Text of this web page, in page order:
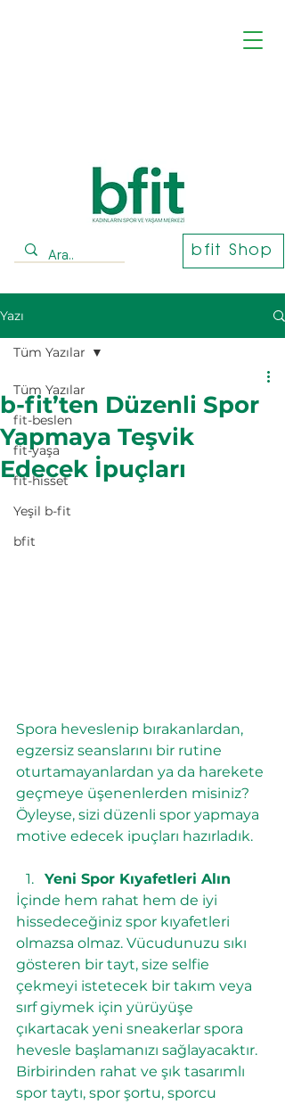
bfit Shop
Yazı
Tüm Yazılar
fit-beslen
fit-yaşa
fit-hisset
Yeşil b-fit
bfit
Tüm Yazılar
b-fit’ten Düzenli Spor
Yapmaya Teşvik
Edecek İpuçları
Spora heveslenip bırakanlardan,
egzersiz seanslarını bir rutine
oturtamayanlardan ya da harekete
geçmeye üşenenlerden misiniz?
Öyleyse, sizi düzenli spor yapmaya
motive edecek ipuçları hazırladık.
Yeni Spor Kıyafetleri Alın
İçinde hem rahat hem de iyi
hissedeceğiniz spor kıyafetleri
olmazsa olmaz. Vücudunuzu sıkı
gösteren bir tayt, size selfie
çekmeyi istetecek bir takım veya
sırf giymek için yürüyüşe
çıkartacak yeni sneakerlar spora
hevesle başlamanızı sağlayacaktır.
Birbirinden rahat ve şık tasarımlı
spor taytı, spor şortu, sporcu